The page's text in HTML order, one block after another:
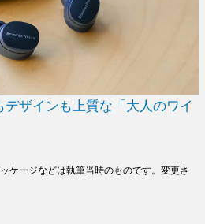
デザインも上質な「大人のワイ
ケージなどは執筆当時のものです。変更さ